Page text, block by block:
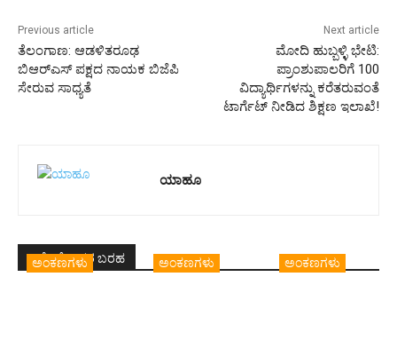
Previous article
ತೆಲಂಗಾಣ: ಆಡಳಿತರೂಢ
ಬಿಆರ್‌ಎಸ್‌‌ ಪಕ್ಷದ ನಾಯಕ ಬಿಜೆಪಿ
ಸೇರುವ ಸಾಧ್ಯತೆ
Next article
ಮೋದಿ ಹುಬ್ಬಳ್ಳಿ ಭೇಟಿ:
ಪ್ರಾಂಶುಪಾಲರಿಗೆ 100
ವಿದ್ಯಾರ್ಥಿಗಳನ್ನು ಕರೆತರುವಂತೆ
ಟಾರ್ಗೆಟ್‌ ನೀಡಿದ ಶಿಕ್ಷಣ ಇಲಾಖೆ!
ಯಾಹೂ
ಇದೇ ಲೇಖಕರ ಬರಹ
ಅಂಕಣಗಳು ಅಂಕಣಗಳು ಅಂಕಣಗಳು